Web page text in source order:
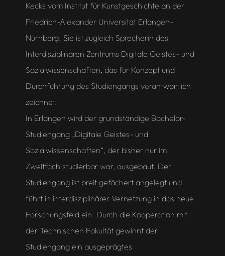
Kecks vom Institut für Kunstgeschichte an der
Friedrich-Alexander Universität Erlangen-
Nürnberg. Sie ist zugleich Sprecherin des
Interdisziplinären Zentrums Digitale Geistes- und
Sozialwissenschaften, das für Konzept und
Durchführung des Studiengangs verantwortlich
zeichnet.
In Erlangen wird der grundständige Bachelor-
Studiengang „Digitale Geistes- und
Sozialwissenschaften“, der bisher nur im
Zweitfach studierbar war, ausgebaut. Der
Studiengang ist breit gefächert angelegt und
führt in interdisziplinärer Vernetzung in das neue
Forschungsfeld ein. Durch die Kooperation mit
der Technischen Fakultät gewinnt der
Studiengang ein ausgeprägtes